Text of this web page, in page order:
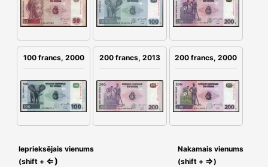
100 francs, 2000 200 francs, 2013 200 francs, 2000
Ieprieksējais vienums
(shift + ⇐)
Nakamais vienums
(shift + ⇒)